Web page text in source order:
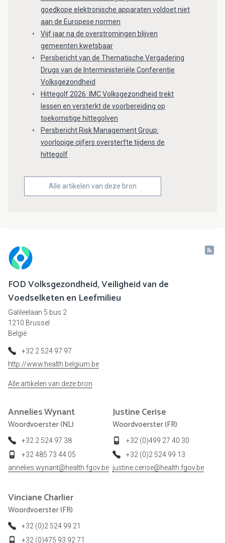
goedkope elektronische apparaten voldoet niet
aan de Europese normen
Vijf jaar na de overstromingen blijven
gemeenten kwetsbaar
Persbericht van de Thematische Vergadering
Drugs van de Interministeriële Conferentie
Volksgezondheid
Hittegolf 2026: IMC Volksgezondheid trekt
lessen en versterkt de voorbereiding op
toekomstige hittegolven
Persbericht Risk Management Group:
voorlopige cijfers oversterfte tijdens de
hittegolf
Alle artikelen van deze bron
FOD Volksgezondheid, Veiligheid van de
Voedselketen en Leefmilieu
Galileelaan 5 bus 2
1210 Brussel
België
+32 2 524 97 97
http://www.health.belgium.be
Alle artikelen van deze bron
AnneliesWynant
Woordvoerster (NL)
+32 2 524 97 38
+32 485 73 44 05
annelies.wynant@health.fgov.be
JustineCerise
Woordvoerster (FR)
+32 (0)499 27 40 30
+32 (0)2 524 99 13
justine.cerise@health.fgov.be
VincianeCharlier
Woordvoerster (FR)
+32 (0)2 524 99 21
+32 (0)475 93 92 71